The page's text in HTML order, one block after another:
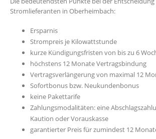
Stromlieferanten in Oberheimbach:
Ersparnis
Strompreis je Kilowattstunde
kurze Kündigungsfristen von bis zu 6
höchstens 12 Monate Vertragsbindung
Vertragsverlängerung von maximal 12
Sofortbonus bzw. Neukundenbonus
keine Pakettarife
Zahlungsmodalitäten: eine
Kaution oder Vorauskasse
garantierter Preis für zumindest 12